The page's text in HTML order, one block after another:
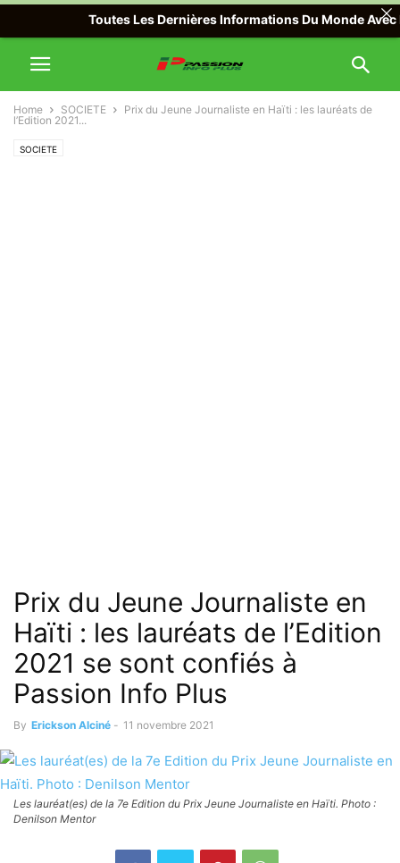
Home SOCIETE
Prix du Jeune Journaliste en Haïti : les lauréats de
l’Edition 2021...
SOCIETE
Prix du Jeune Journaliste en
Haïti : les lauréats de l’Edition
2021 se sont confiés à
Passion Info Plus
By Erickson Alciné - 11 novembre 2021
Les lauréat(es) de la 7e Edition du Prix Jeune Journaliste en Haïti. Photo :
Denilson Mentor
Toutes Les Dernières Informations Du Monde Avec